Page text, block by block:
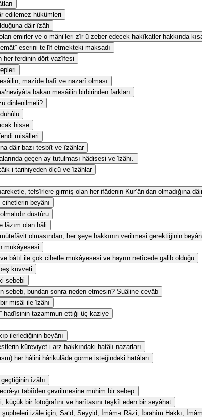
edilemez hükümleri
dâir îzâh
emirler ve o mâni‘leri zîr ü zeber edecek hakîkatler hakkında
eserini te’lîf etmekteki maksadı
her ferdinin dört vazîfesi
mazîde hafî ve nazarî olması
bakan mesâilin birbirinden farkları
dinlenilmeli?
hisse
misâlleri
dâir bazı tesbît ve îzâhlar
geçen ay tutulması hâdisesi ve îzâhı.
i tarihiyeden ölçü ve îzâhlar
tefsîrlere girmiş olan her ifâdenin Kur’ân’dan olmadığına
beyânı
düstûru
lâzım olan hâli
olmasından, her şeye hakkının verilmesi gerektiğinin
mukâyesesi
bâtıl ile çok cihetle mukâyesesi ve hayrın netîcede gālib olduğu
kuvveti
sebebi
sebeb, bundan sonra neden etmesin? Suâline cevâb
misâl ile îzâhı
hadîsinin tazammun ettiği üç kaziye
ilerlediğinin beyânı
küreviyet-i arz hakkındaki hatâlı nazarları
her hâlini hârikulâde görme isteğindeki hatâları
îzâhı
yı tabîîden çevrilmesine mühim bir sebep
bir fotoğrafını ve harîtasını teşkîl eden bir seyâhat
şüpheleri izâle için, Sa‘d, Seyyid, İmâm-ı Râzi, İbrahîm Hakkı,